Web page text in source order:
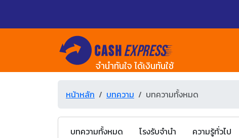
จำนำทันใจ ได้เงินทันใช้
หน้าหลัก บทความ บทความทั้งหมด
บทความทั้งหมด โรงรับจำนำ ความรู้ทั่วไป